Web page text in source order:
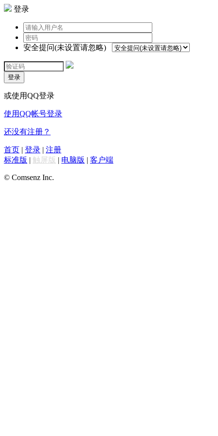
登录
安全提问(未设置请忽略)
登录
或使用QQ登录
使用QQ帐号登录
还没有注册？
首页 | 登录 | 注册
标准版 | 触屏版 | 电脑版 | 客户端
© Comsenz Inc.